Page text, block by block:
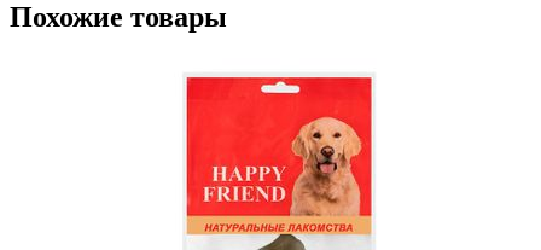
Похожие товары